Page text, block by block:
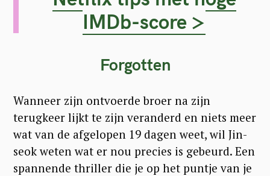
IMDb-score >
Forgotten
Wanneer zijn ontvoerde broer na zijn
terugkeer lijkt te zijn veranderd en niets meer
wat van de afgelopen 19 dagen weet, wil Jin-
seok weten wat er nou precies is gebeurd. Een
spannende thriller die je op het puntje van je